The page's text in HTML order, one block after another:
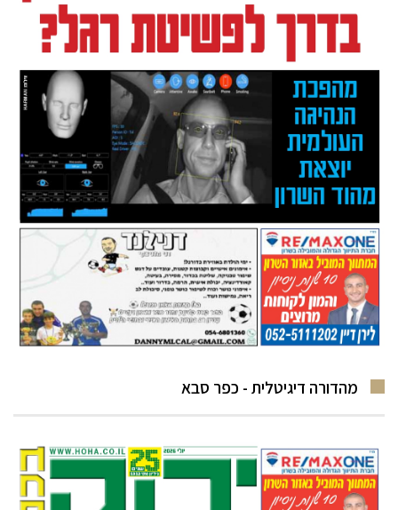
מהדורה דיגיטלית - כפר סבא